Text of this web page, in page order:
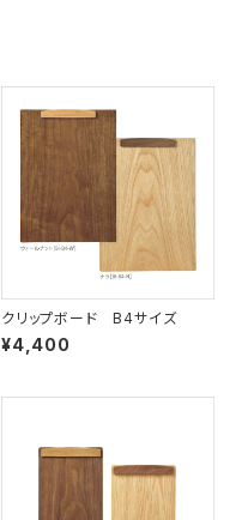
クリップボード B4サイズ
¥4,400